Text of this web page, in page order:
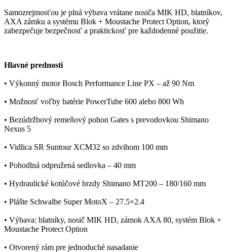
Samozrejmosťou je plná výbava vrátane nosiča MIK HD, blatníkov,
AXA zámku a systému Blok + Moustache Protect Option, ktorý
zabezpečuje bezpečnosť a praktickosť pre každodenné použitie.
Hlavné prednosti
• Výkonný motor Bosch Performance Line PX – až 90 Nm
• Možnosť voľby batérie PowerTube 600 alebo 800 Wh
• Bezúdržbový remeňový pohon Gates s prevodovkou Shimano
Nexus 5
• Vidlica SR Suntour XCM32 so zdvihom 100 mm
• Pohodlná odpružená sedlovka – 40 mm
• Hydraulické kotúčové brzdy Shimano MT200 – 180/160 mm
• Plášte Schwalbe Super MotoX – 27.5×2.4
• Výbava: blatníky, nosič MIK HD, zámok AXA 80, systém Blok +
Moustache Protect Option
• Otvorený rám pre jednoduché nasadanie